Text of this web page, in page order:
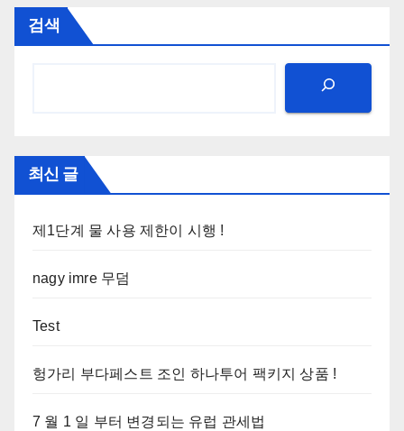
검색
최신 글
제1단계 물 사용 제한이 시행 !
nagy imre 무덤
Test
헝가리 부다페스트 조인 하나투어 팩키지 상품 !
7 월 1 일 부터 변경되는 유럽 관세법